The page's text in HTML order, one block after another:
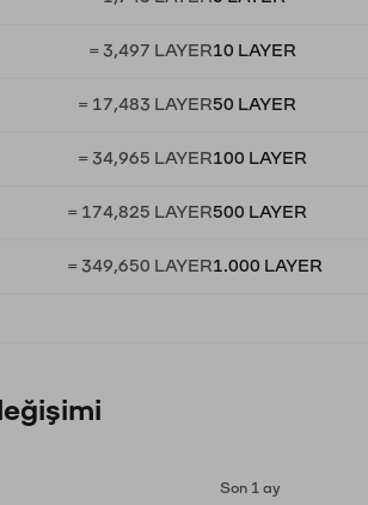
= 3,497 LAYER
= 17,483 LAYER
= 34,965 LAYER
= 174,825 LAYER
= 349,650 LAYER
10 LAYER
50 LAYER
100 LAYER
500 LAYER
1.000 LAYER
Son 1 ay